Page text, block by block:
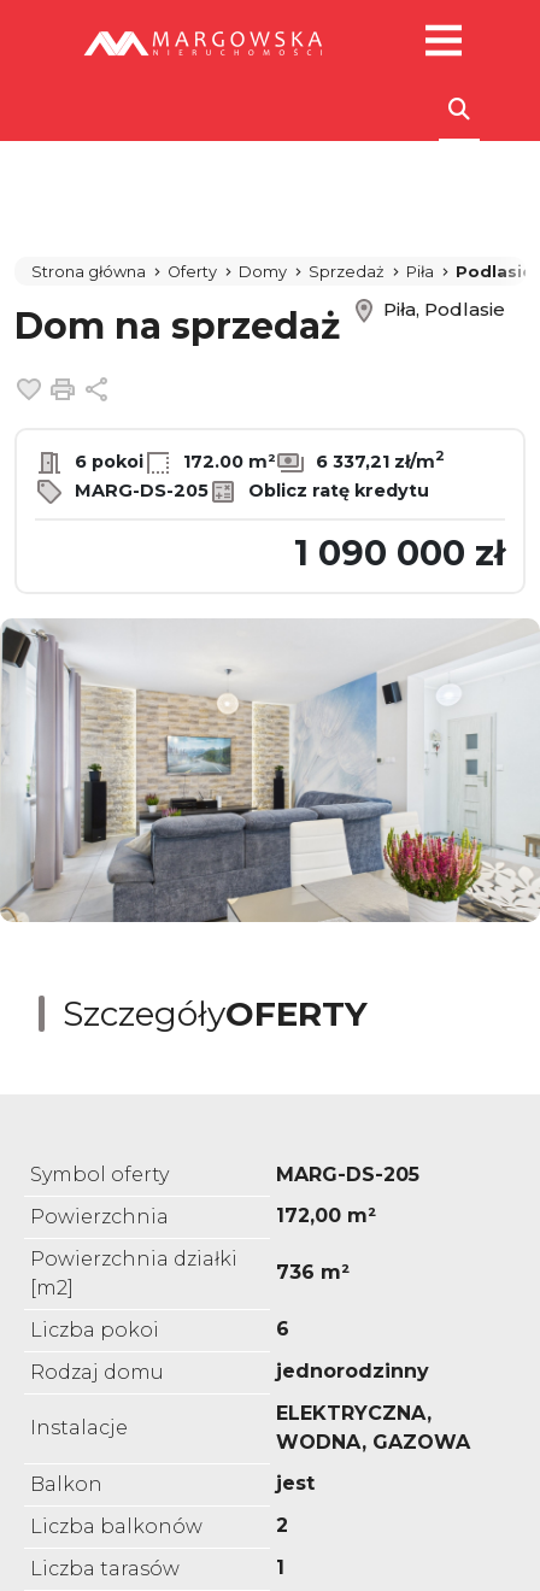
Strona główna Oferty Domy Sprzedaż Piła Podlasie
Dom na sprzedaż Piła, Podlasie
Dodaj do ulubionych
Drukuj
6 pokoi 172.00 m² 6 337,21 zł/m2
MARG-DS-205 Oblicz ratę kredytu
1 090 000 zł
SzczegółyOFERTY
Symbol oferty
MARG-DS-205
Powierzchnia
172,00 m²
Powierzchnia działki
[m2]
736 m²
Liczba pokoi
6
Rodzaj domu
jednorodzinny
Instalacje
ELEKTRYCZNA,
WODNA, GAZOWA
Balkon
jest
Liczba balkonów
2
Liczba tarasów
1